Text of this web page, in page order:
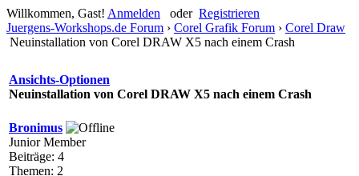
Willkommen, Gast! Anmelden oder Registrieren
Juergens-Workshops.de Forum › Corel Grafik Forum › Corel Draw
Neuinstallation von Corel DRAW X5 nach einem Crash
Ansichts-Optionen
Neuinstallation von Corel DRAW X5 nach einem Crash
Bronimus
Junior Member
Beiträge: 4
Themen: 2